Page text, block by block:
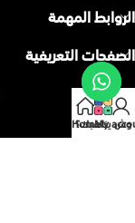
الروابط المهمة
الصفحات التعريفية
My
وش يناسبك؟
Home